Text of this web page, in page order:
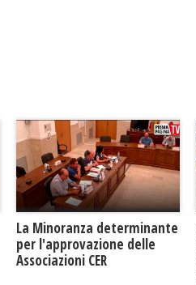
La Minoranza determinante
per l'approvazione delle
Associazioni CER